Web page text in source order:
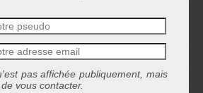
pas affichée publiquement, mais
vous contacter.